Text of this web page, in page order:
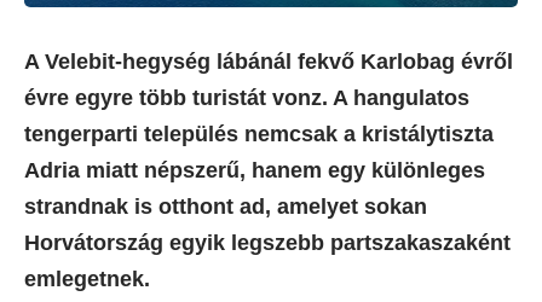
A Velebit-hegység lábánál fekvő Karlobag évről
évre egyre több turistát vonz. A hangulatos
tengerparti település nemcsak a kristálytiszta
Adria miatt népszerű, hanem egy különleges
strandnak is otthont ad, amelyet sokan
Horvátország egyik legszebb partszakaszaként
emlegetnek.